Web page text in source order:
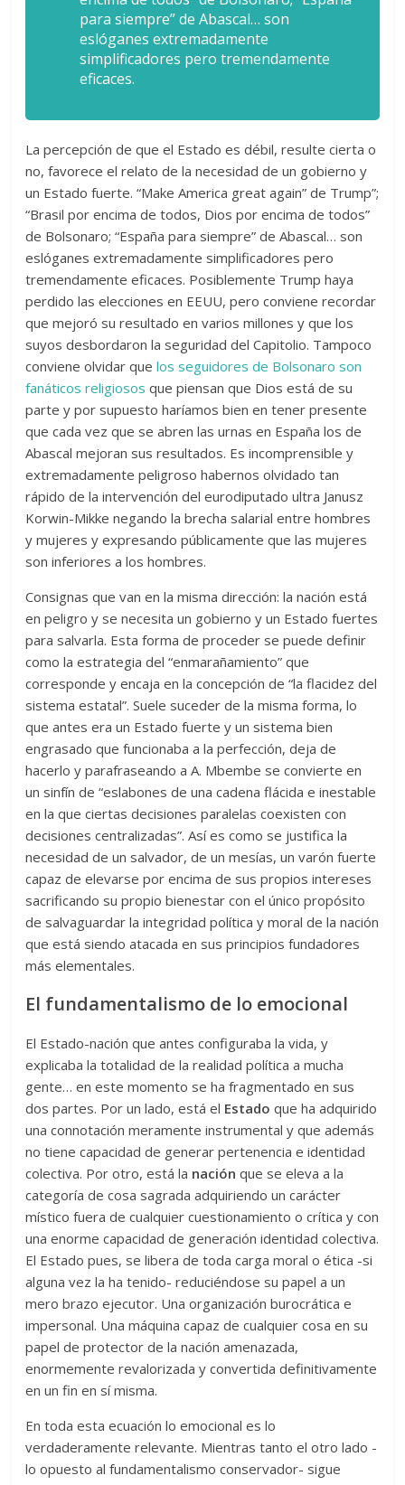
para siempre” de Abascal… son
eslóganes extremadamente
simplificadores pero tremendamente
eficaces.
La percepción de que el Estado es débil, resulte cierta o
no, favorece el relato de la necesidad de un gobierno y
un Estado fuerte. “Make America great again” de Trump”;
“Brasil por encima de todos, Dios por encima de todos”
de Bolsonaro; “España para siempre” de Abascal… son
eslóganes extremadamente simplificadores pero
tremendamente eficaces. Posiblemente Trump haya
perdido las elecciones en EEUU, pero conviene recordar
que mejoró su resultado en varios millones y que los
suyos desbordaron la seguridad del Capitolio. Tampoco
conviene olvidar quelos seguidores de Bolsonaro son
fanáticos religiosos que piensan que Dios está de su
parte y por supuesto haríamos bien en tener presente
que cada vez que se abren las urnas en España los de
Abascal mejoran sus resultados. Es incomprensible y
extremadamente peligroso habernos olvidado tan
rápido de la intervención del eurodiputado ultra Janusz
Korwin-Mikke negando la brecha salarial entre hombres
y mujeres y expresando públicamente que las mujeres
son inferiores a los hombres.
Consignas que van en la misma dirección: la nación está
en peligro y se necesita un gobierno y un Estado fuertes
para salvarla. Esta forma de proceder se puede definir
como la estrategia del “enmarañamiento” que
corresponde y encaja en la concepción de “la flacidez del
sistema estatal”. Suele suceder de la misma forma, lo
que antes era un Estado fuerte y un sistema bien
engrasado que funcionaba a la perfección, deja de
hacerlo y parafraseando a A. Mbembe se convierte en
un sinfín de “eslabones de una cadena flácida e inestable
en la que ciertas decisiones paralelas coexisten con
decisiones centralizadas”. Así es como se justifica la
necesidad de un salvador, de un mesías, un varón fuerte
capaz de elevarse por encima de sus propios intereses
sacrificando su propio bienestar con el único propósito
de salvaguardar la integridad política y moral de la nación
que está siendo atacada en sus principios fundadores
más elementales.
El fundamentalismo de lo emocional
El Estado-nación que antes configuraba la vida, y
explicaba la totalidad de la realidad política a mucha
gente… en este momento se ha fragmentado en sus
dos partes. Por un lado, está el Estado que ha adquirido
una connotación meramente instrumental y que además
no tiene capacidad de generar pertenencia e identidad
colectiva. Por otro, está la naciónque se eleva a la
categoría de cosa sagrada adquiriendo un carácter
místico fuera de cualquier cuestionamiento o crítica y con
una enorme capacidad de generación identidad colectiva.
El Estado pues, se libera de toda carga moral o ética -si
alguna vez la ha tenido- reduciéndose su papel a un
mero brazo ejecutor. Una organización burocrática e
impersonal. Una máquina capaz de cualquier cosa en su
papel de protector de la nación amenazada,
enormemente revalorizada y convertida definitivamente
en un fin en sí misma.
En toda esta ecuación lo emocional es lo
verdaderamente relevante. Mientras tanto el otro lado -
lo opuesto al fundamentalismo conservador- sigue